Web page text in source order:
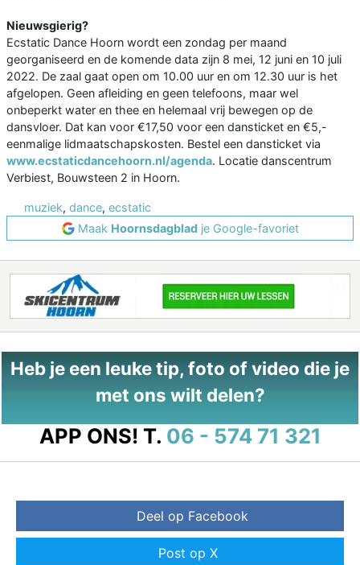
Nieuwsgierig?
Ecstatic Dance Hoorn wordt een zondag per maand
georganiseerd en de komende data zijn 8 mei, 12 juni en 10 juli
2022. De zaal gaat open om 10.00 uur en om 12.30 uur is het
afgelopen. Geen afleiding en geen telefoons, maar wel
onbeperkt water en thee en helemaal vrij bewegen op de
dansvloer. Dat kan voor €17,50 voor een dansticket en €5,-
eenmalige lidmaatschapskosten. Bestel een dansticket via
www.ecstaticdancehoorn.nl/agenda. Locatie danscentrum
Verbiest, Bouwsteen 2 in Hoorn.
muziek, dance, ecstatic
Maak Hoornsdagbladje Google-favoriet
Heb je een leuke tip, foto of video die je
met ons wilt delen?
APP ONS! T. 06 - 574 71 321
Deel op Facebook
Post op X